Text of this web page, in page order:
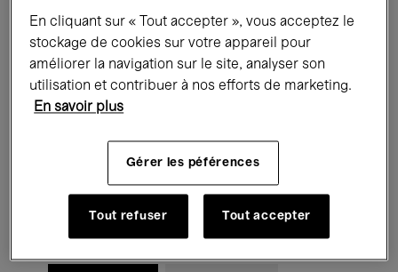
Expositions Films Performances
Rencontres & Débats Jazz
Musique électronique
Pour tous Kids’ Palace
En cliquant sur « Tout accepter », vous acceptez le
stockage de cookies sur votre appareil pour
améliorer la navigation sur le site, analyser son
utilisation et contribuer à nos efforts de marketing.
En savoir plus
Gérer les péférences
Tout refuser Tout accepter